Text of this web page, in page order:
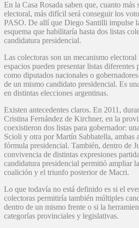
En la Casa Rosada saben que, cuanto más
electoral, más difícil será conseguir los
PASO. De allí que Diego Santilli impulse
esquema que habilitaría hasta dos listas
candidatura presidencial.
Las colectoras son un mecanismo
espacios pueden presentar listas
como diputados nacionales o
de un mismo candidato presidencial. Es
en distintas elecciones argentinas.
Existen antecedentes claros. En 2011,
Cristina Fernández de Kirchner, en la
coexistieron dos listas para gobernador:
Scioli y otra por Martín Sabbatella, ambas
fórmula presidencial. También, dentro de
convivencia de distintas expresiones
candidatura presidencial permitió ampliar
coalición y el triunfo posterior de Macri.
Lo que todavía no está definido es si el
colectoras permitiría también múltiples
dentro de un mismo frente o si la
categorías provinciales y legislativas.